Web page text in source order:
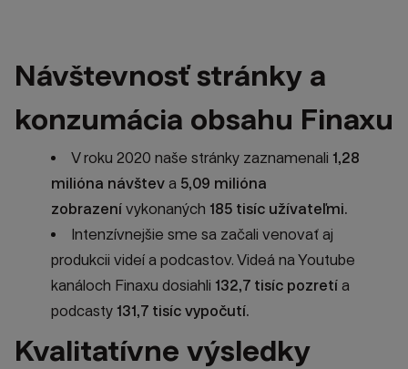
Návštevnosť stránky a
konzumácia obsahu Finaxu
V roku 2020 naše stránky zaznamenali 1,28
milióna návštev a 5,09 milióna
zobrazení vykonaných 185 tisíc užívateľmi.
Intenzívnejšie sme sa začali venovať aj
produkcii videí a podcastov. Videá na Youtube
kanáloch Finaxu dosiahli 132,7 tisíc pozretí a
podcasty 131,7 tisíc vypočutí.
Kvalitatívne výsledky